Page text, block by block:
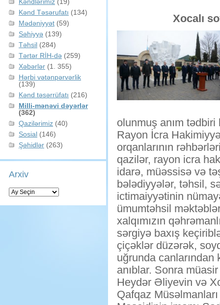
Kənd Təsərufatı (134)
Mədəniyyət (59)
Səhiyyə (139)
Təhsil (284)
Tərtər RİH-də (259)
Xəbərlər (1. 355)
Hərbi vətənpərvərlik
(139)
Kənd təsərrüfatı (216)
Milli-mənəvi dəyərlər
(362)
Qazilərimiz (40)
Sosial (146)
Şəhidlər (263)
Arxiv
Arxiv
Xocalı
olunmuş anım
Rayon İcra
orqanlarının
qazilər, rayon icra
idarə, müəssisə və
bələdiyyələr, təhsil,
ictimaiyyətinin
ümumtəhsil
xalqımızın
sərgiyə baxış
çiçəklər düzərək,
uğrunda
anıblar. Sonra
Heydər Əliyevin və
Qafqaz